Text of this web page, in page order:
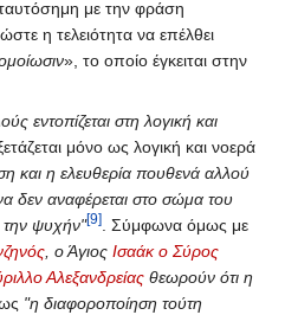
με την φράση
η τελειότητα να επέλθει
», το οποίο έγκειται στην
εντοπίζεται στη λογική και
μόνο ως λογική και νοερά
και η ελευθερία πουθενά αλλού
δεν αναφέρεται στο σώμα του
την ψυχήν"[9]. Σύμφωνα όμως με
, ο Άγιος Ισαάκ ο Σύρος
Αλεξανδρείας θεωρούν ότι η
"η διαφοροποίηση τούτη